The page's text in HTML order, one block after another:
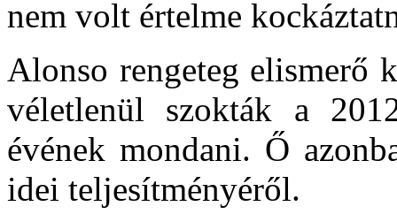
nem volt értelme
Alonso rengeteg elismerő
véletlenül szokták a
évének mondani. Ő
idei teljesítményéről.